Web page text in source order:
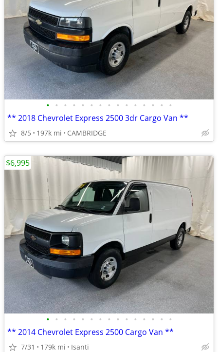
• • • • • • • • • • • • • • •
** 2018 Chevrolet Express 2500 3dr Cargo Van **
8/5 197k mi CAMBRIDGE
• • • • • • • • • • • • • • •
** 2014 Chevrolet Express 2500 Cargo Van **
7/31 179k mi Isanti
$6,995